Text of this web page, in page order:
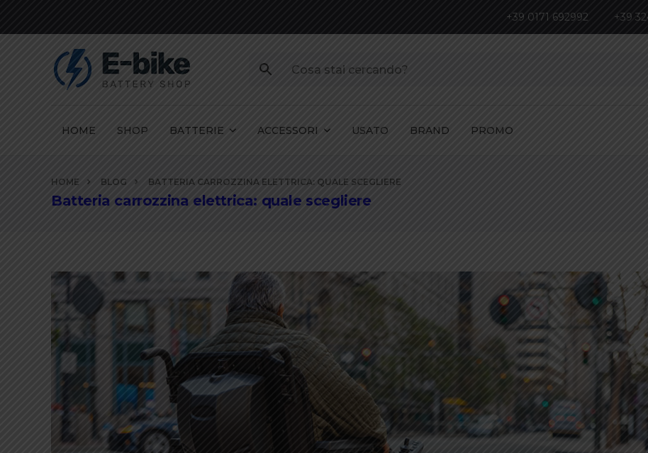
contenuti
+39 0171 692992 +39
HOME SHOP BATTERIE ACCESSORI USATO BRAND PROMO
HOME BLOG BATTERIA CARROZZINA ELETTRICA: QUALE SCEGLIERE
Batteria carrozzina elettrica: quale scegliere